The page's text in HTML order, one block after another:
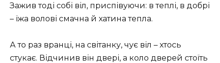
Зажив тоді собі віл, приспівуючи: в теплі, в добрі
– їжа волові смачна й хатина тепла.
А то раз вранці, на світанку, чує віл – хтось
стукає. Відчинив він двері, а коло дверей стоїть